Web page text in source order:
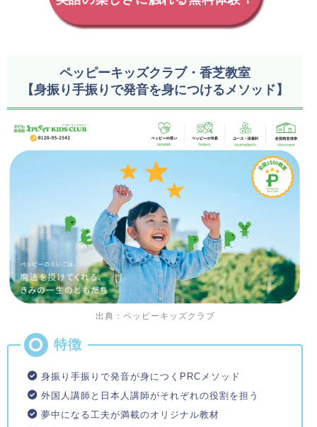
ペッピーキッズクラブ・香芝教室
【身振り手振りで発音を身につけるメソッド】
出典：ペッピーキッズクラブ
身振り手振りで発音が身につくPRCメソッド
外国人講師と日本人講師がそれぞれの役割を担う
夢中になる工夫が満載のオリジナル教材